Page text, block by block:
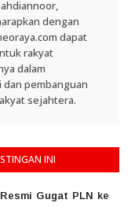
dengan
dapat
rakyat
dalam
pembanguan
sejahtera.
INI
Gugat PLN ke